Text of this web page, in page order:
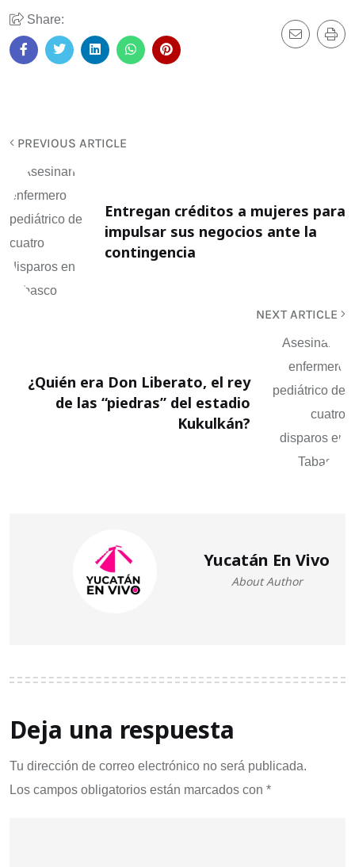
Share:
PREVIOUS ARTICLE
Entregan créditos a mujeres para
impulsar sus negocios ante la
contingencia
NEXT ARTICLE
¿Quién era Don Liberato, el rey
de las “piedras” del estadio
Kukulkán?
Yucatán En Vivo
About Author
Deja una respuesta
Tu dirección de correo electrónico no será publicada.
Los campos obligatorios están marcados con *